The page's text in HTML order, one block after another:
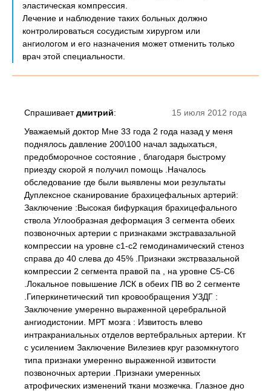
эластическая компрессия.
Лечение и наблюдение таких больных должно
контролироваться сосудистым хирургом или
ангиологом и его назначения может отменить только
врач этой специальности.
15 июля 2012 года
Спрашиваетдмитрий:
Уважаемый доктор Мне 33 года 2 года назад у меня
поднялось давление 200\100 начал задыхаться,
предобморочное состояние , благодаря быстрому
приезду скорой я получил помощь .Началось
обследование где были выявлены мои результаты
Дуплексное сканирование брахицефальных артерий:
Заключение :Высокая бифуркация брахицефального
ствола Углообразная деформация 3 сегмента обеих
позвоночных артерии с признаками экстравазальной
компрессии на уровне с1-с2 гемодинамический стеноз
справа до 40 слева до 45% .Признаки экстрвазальной
компрессии 2 сегмента правой па , на уровне С5-С6
.Локальное повышение ЛСК в обеих ПВ во 2 сегменте
.Гиперкинетический тип кровообращения УЗДГ :
Заключение умеренно выраженной церебральной
ангиодистонии. МРТ мозга : Извитость влево
интракраниальных отделов вертебральных артерии. Кт
с усилением Заключение Вилезиев круг разомкнутого
типа признаки умеренно выраженной извитости
позвоночных артерии .Признаки умеренных
атрофических изменений ткани мозжечка. Глазное дно